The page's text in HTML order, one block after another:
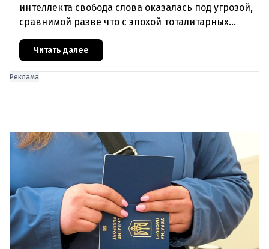
интеллекта свобода слова оказалась под угрозой,
сравнимой разве что с эпохой тоталитарных
режимов. Государственное давление на соцсети,
непрозрачные алгори
Читать далее
Реклама